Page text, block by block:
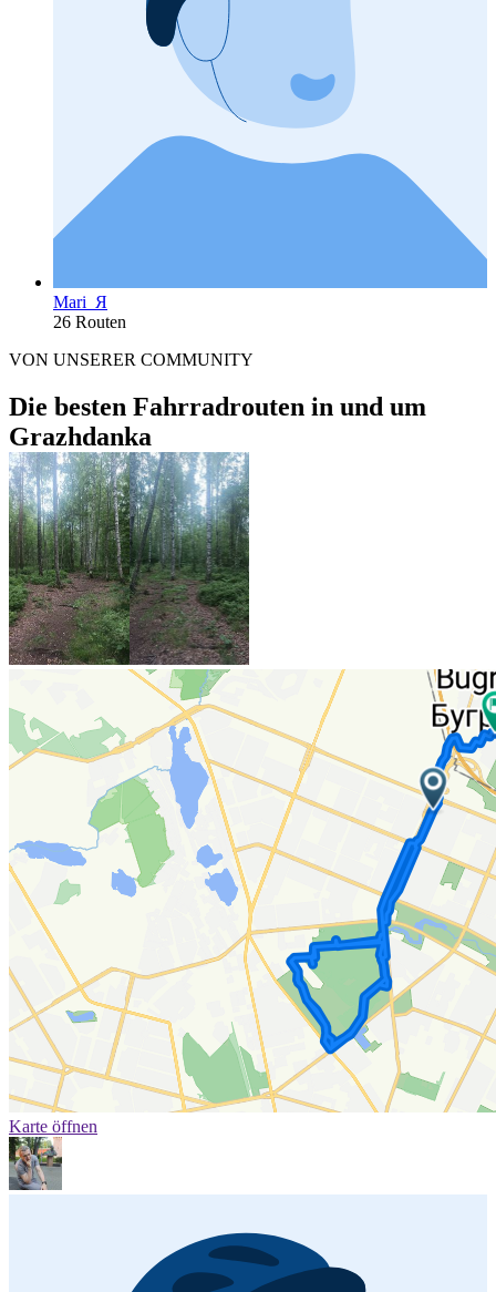
Mari_Я
26 Routen
VON UNSERER COMMUNITY
Die besten Fahrradrouten in und um
Grazhdanka
Karte öffnen